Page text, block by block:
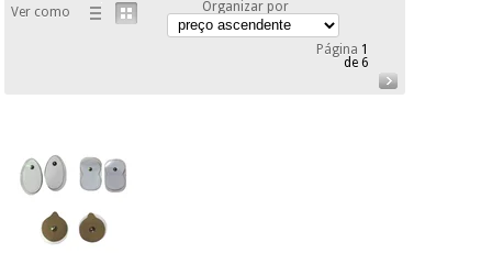
Novidades
Outlet
clínico
Gabinetes
terapêuticos
Ofertas
Medicina
tradicional
chinesa
Ver como
Organizar por
Página 1
de 6